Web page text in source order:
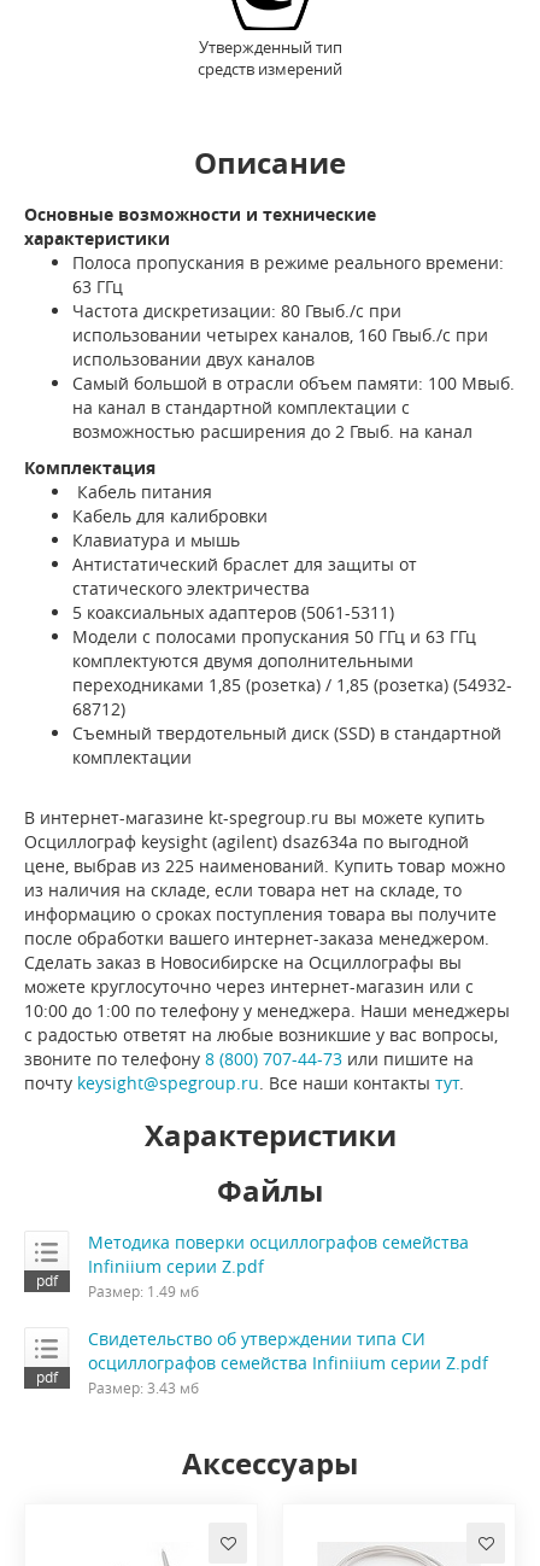
Утвержденный тип
средств измерений
Описание
Основные возможности и технические
характеристики
Полоса пропускания в режиме реального времени:
63 ГГц
Частота дискретизации: 80 Гвыб./с при
использовании четырех каналов, 160 Гвыб./с при
использовании двух каналов
Самый большой в отрасли объем памяти: 100 Мвыб.
на канал в стандартной комплектации с
возможностью расширения до 2 Гвыб. на канал
Комплектация
Кабель питания
Кабель для калибровки
Клавиатура и мышь
Антистатический браслет для защиты от
статического электричества
5 коаксиальных адаптеров (5061-5311)
Модели с полосами пропускания 50 ГГц и 63 ГГц
комплектуются двумя дополнительными
переходниками 1,85 (розетка) / 1,85 (розетка) (54932-
68712)
Съемный твердотельный диск (SSD) в стандартной
комплектации
В интернет-магазине kt-spegroup.ru вы можете купить
Осциллограф keysight (agilent) dsaz634a по выгодной
цене, выбрав из 225 наименований. Купить товар можно
из наличия на складе, если товара нет на складе, то
информацию о сроках поступления товара вы получите
после обработки вашего интернет-заказа менеджером.
Сделать заказ в Новосибирске на Осциллографы вы
можете круглосуточно через интернет-магазин или с
10:00 до 1:00 по телефону у менеджера. Наши менеджеры
с радостью ответят на любые возникшие у вас вопросы,
звоните по телефону 8 (800) 707-44-73 или пишите на
почту keysight@spegroup.ru . Все наши контакты тут.
Характеристики
Файлы
Методика поверки осциллографов семейства
Infiniium серии Z.pdf
Размер: 1.49 мб
Свидетельство об утверждении типа СИ
осциллографов семейства Infiniium серии Z.pdf
Размер: 3.43 мб
Аксессуары